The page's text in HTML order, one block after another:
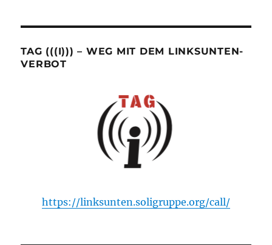
TAG (((I))) – WEG MIT DEM LINKSUNTEN-
VERBOT
https://linksunten.soligruppe.org/call/